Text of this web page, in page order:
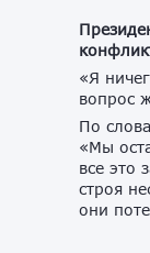
«Я
вопрос
По
«Мы
все это
строя
они